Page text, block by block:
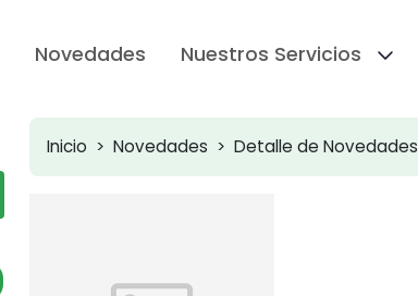
Novedades Nuestros Servicios
Inicio Novedades Detalle de Novedades